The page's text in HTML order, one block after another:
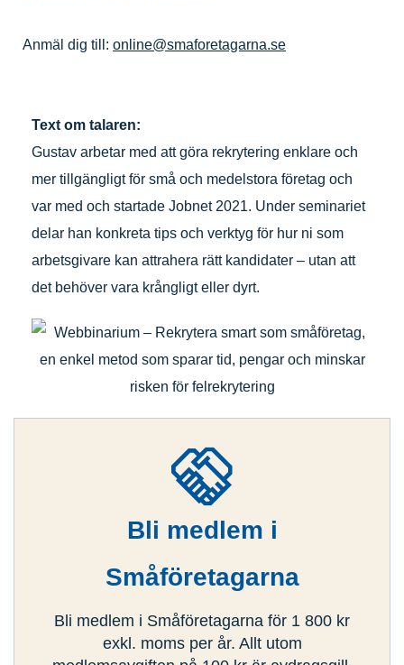
Anmäl dig till: online@smaforetagarna.se
Text om talaren:
Gustav arbetar med att göra rekrytering enklare och
mer tillgängligt för små och medelstora företag och
var med och startade Jobnet 2021. Under seminariet
delar han konkreta tips och verktyg för hur ni som
arbetsgivare kan attrahera rätt kandidater – utan att
det behöver vara krångligt eller dyrt.
Bli medlem i
Småföretagarna
Bli medlem i Småföretagarna för 1 800 kr
exkl. moms per år. Allt utom